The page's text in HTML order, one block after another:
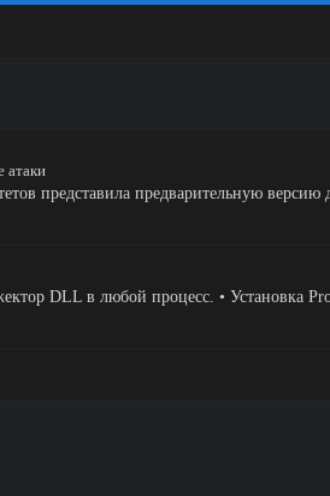
атаки
представила предварительную
DLL в любой процесс. • Установка